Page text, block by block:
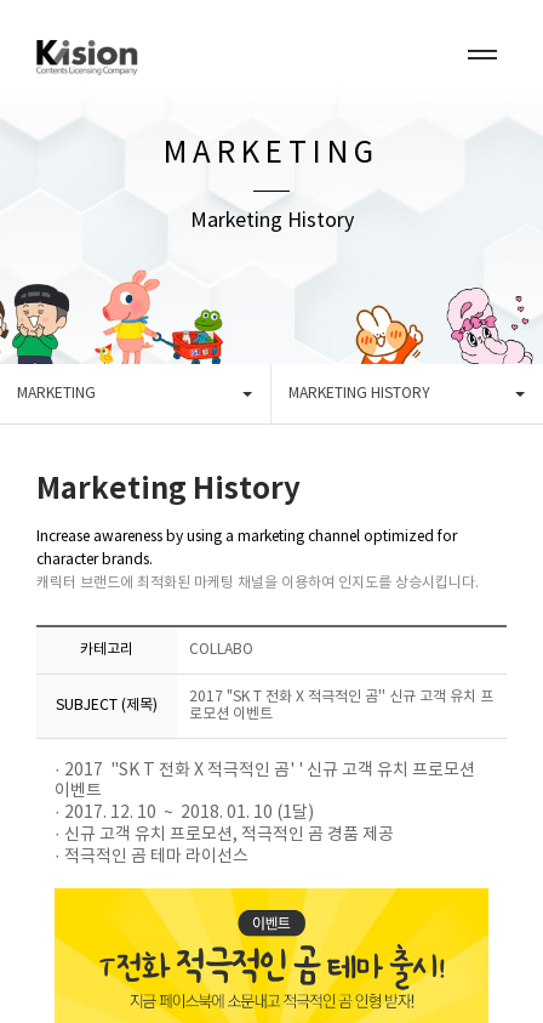
MARKETING
Marketing History
MARKETING MARKETING HISTORY
Marketing History
Increase awareness by using a marketing channel optimized for
character brands.
캐릭터 브랜드에 최적화된 마케팅 채널을 이용하여 인지도를 상승시킵니다.
카테고리 COLLABO
SUBJECT (제목)
2017 "SK T 전화 X 적극적인 곰'' 신규 고객 유치 프
로모션 이벤트
· 2017 "SK T 전화 X 적극적인 곰' ' 신규 고객 유치 프로모션
이벤트
· 2017. 12. 10 ~ 2018. 01. 10 (1달)
· 신규 고객 유치 프로모션, 적극적인 곰 경품 제공
· 적극적인 곰 테마 라이선스